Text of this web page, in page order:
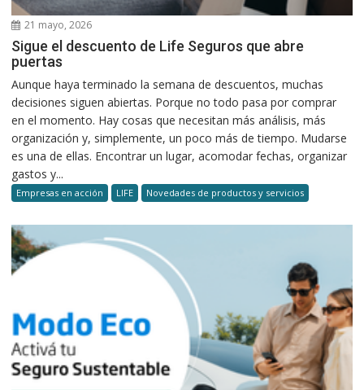
21 mayo, 2026
Sigue el descuento de Life Seguros que abre
puertas
Aunque haya terminado la semana de descuentos, muchas
decisiones siguen abiertas. Porque no todo pasa por comprar
en el momento. Hay cosas que necesitan más análisis, más
organización y, simplemente, un poco más de tiempo. Mudarse
es una de ellas. Encontrar un lugar, acomodar fechas, organizar
gastos y...
Empresas en acción LIFE Novedades de productos y servicios